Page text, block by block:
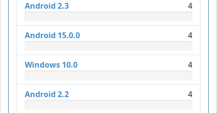
Android 2.3 4
Android 15.0.0 4
Windows 10.0 4
Android 2.2 4